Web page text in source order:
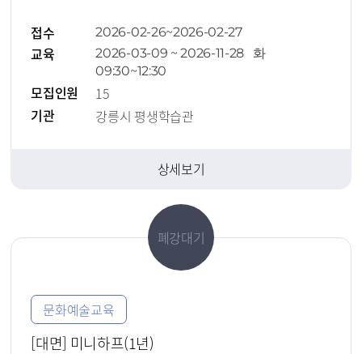
접수 2026-02-26~2026-02-27
교육
2026-03-09 ~ 2026-11-28 화
09:30~12:30
모집인원
15
기관
강릉시 평생학습관
상세보기
폐강대기
문화예술교육
[대면] 미니하프(1년)